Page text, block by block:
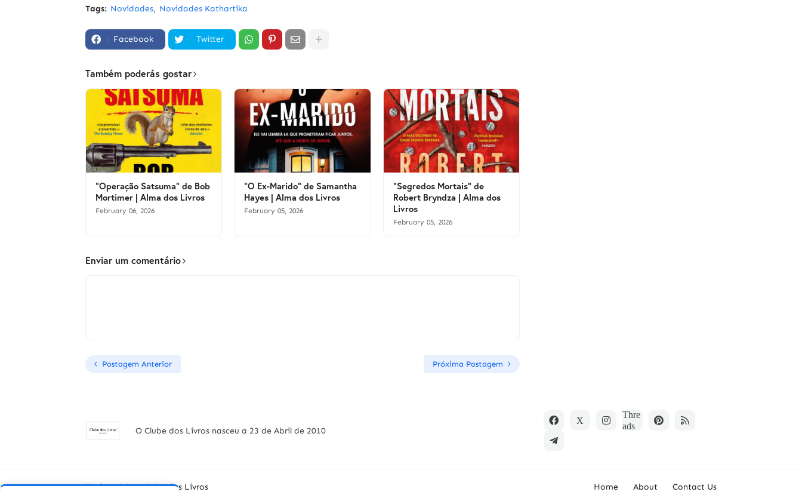
Tags: Novidades Novidades Kathartika
Facebook Twitter
Também poderás gostar
"Operação Satsuma" de Bob
Mortimer | Alma dos Livros
February 06, 2026
"O Ex-Marido" de Samantha
Hayes | Alma dos Livros
February 05, 2026
"Segredos Mortais" de
Robert Bryndza | Alma dos
Livros
February 05, 2026
Enviar um comentário
Postagem Anterior Próxima Postagem
O Clube dos Livros nasceu a 23 de Abril de 2010
Designed By -Clube dos Livros Home About Contact Us